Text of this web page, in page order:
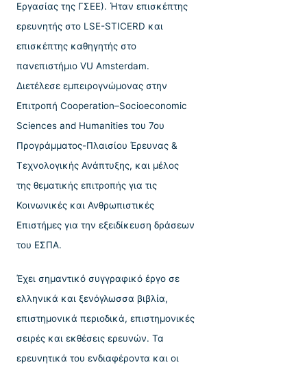
Εργασίας της ΓΣΕΕ). Ήταν επισκέπτης
ερευνητής στο LSE-STICERD και
επισκέπτης καθηγητής στο
πανεπιστήμιο VU Amsterdam.
Διετέλεσε εμπειρογνώμονας στην
Επιτροπή Cooperation–Socioeconomic
Sciences and Humanities του 7ου
Προγράμματος-Πλαισίου Έρευνας &
Τεχνολογικής Ανάπτυξης, και μέλος
της θεματικής επιτροπής για τις
Κοινωνικές και Ανθρωπιστικές
Επιστήμες για την εξειδίκευση δράσεων
του ΕΣΠΑ.
Έχει σημαντικό συγγραφικό έργο σε
ελληνικά και ξενόγλωσσα βιβλία,
επιστημονικά περιοδικά, επιστημονικές
σειρές και εκθέσεις ερευνών. Τα
ερευνητικά του ενδιαφέροντα και οι